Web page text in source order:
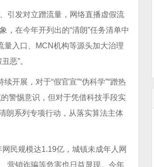
引发对立蹭流量，网络直播虚假流
在今年开列出的“清朗”任务清单中
量入口、MCN机构等源头加大治理
恶”。
开展，对于“假官宣”“伪科学”“蹭热
的警惕意识，但对于凭借科技手段实
朗系列专项行动，从落实算法主体
民规模达1.19亿，城镇未成年人网
营销诈骗等危害也日益显现。今年